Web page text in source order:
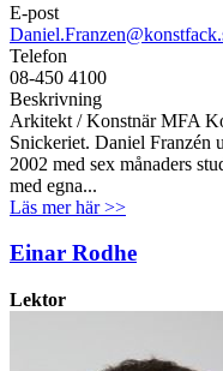
E-post
Telefon
08-450 4100
Beskrivning
Arkitekt / Konstnär MFA
Snickeriet. Daniel Franzén
2002 med sex månaders
med egna...
Läs mer här >>
Einar Rodhe
Lektor